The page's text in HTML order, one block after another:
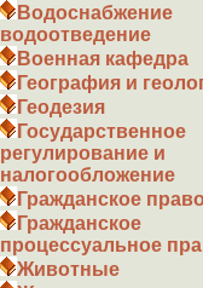
Водоснабжение
водоотведение
Военная кафедра
География и
Геодезия
Государственное
регулирование и
налогообложение
Гражданское право
Гражданское
процессуальное
Животные